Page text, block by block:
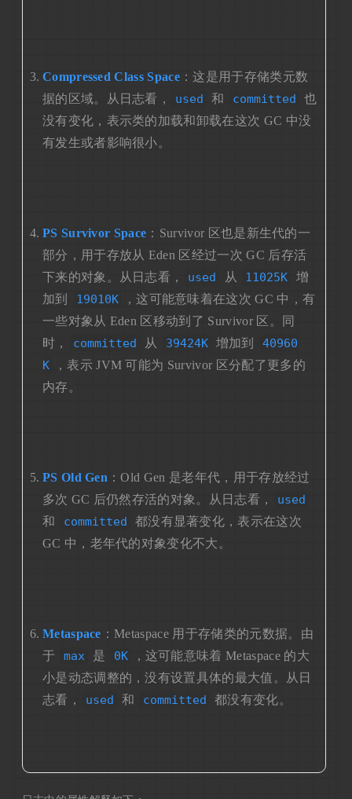
Compressed Class Space：这是用于存储类元数
据的区域。从日志看，
used 和 committed
也
没有变化，表示类的加载和卸载在这次 GC 中没
有发生或者影响很小。
PS Survivor Space ：Survivor 区也是新生代的一
部分，用于存放从 Eden 区经过一次 GC 后存活
下来的对象。从日志看，
used 从 11025K
增
加到
19010K
，这可能意味着在这次 GC 中，有
一些对象从 Eden 区移动到了 Survivor 区。同
时，
committed 从 39424K 增加到
40960
K
，表示 JVM 可能为 Survivor 区分配了更多的
内存。
PS Old Gen ：Old Gen 是老年代，用于存放经过
多次 GC 后仍然存活的对象。从日志看，
used
和 committed
都没有显著变化，表示在这次
GC 中，老年代的对象变化不大。
Metaspace ：Metaspace 用于存储类的元数据。由
于
max 是 0K
，这可能意味着 Metaspace 的大
小是动态调整的，没有设置具体的最大值。从日
志看，
used 和 committed 都没有变化。